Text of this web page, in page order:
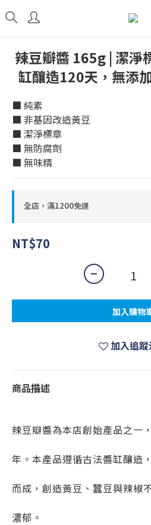
辣豆瓣醬 165g | 潔淨
缸釀造120天，無添
■ 純素
■ 非基因改造黃豆
■ 潔淨標章
■ 無防腐劑
■ 無味精
全店，滿1200免運
NT$70
加入購物
加入追
商品描述
辣豆瓣醬為本店創始產品之一
年。本產品遵循古法醬缸釀造
而成，創造黃豆、蠶豆與辣椒
濃郁。